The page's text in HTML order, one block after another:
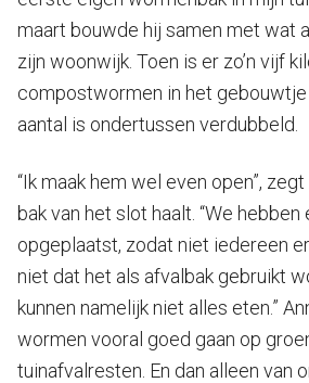
maart bouwde hij samen met wat
zijn woonwijk. Toen is er zo’n vijf
compostwormen in het
aantal is ondertussen verdubbeld.
“Ik maak hem wel even open”,
bak van het slot haalt. “We
opgeplaatst, zodat niet iedereen
niet dat het als afvalbak gebruikt
kunnen namelijk niet alles eten.”
wormen vooral goed gaan op
tuinafvalresten. En dan alleen van